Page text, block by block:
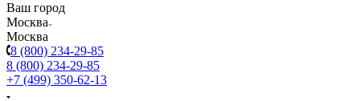
Ваш город
Москва
Москва
8 (800) 234-29-85
8 (800) 234-29-85
+7 (499) 350-62-13